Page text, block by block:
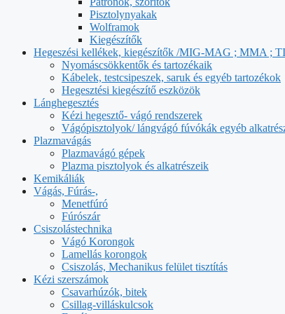
Pisztolynyakak
Wolframok
Kiegészítők
Hegeszési kellékek, kiegészítők /MIG-MAG ; MMA ;
Nyomáscsökkentők és tartozékaik
Kábelek, testcsipeszek, saruk és egyéb tartozékok
Hegesztési kiegészítő eszközök
Lánghegesztés
Kézi hegesztő- vágó rendszerek
Vágópisztolyok/ lángvágó fúvókák egyéb
Plazmavágás
Plazmavágó gépek
Plazma pisztolyok és alkatrészeik
Kemikáliák
Vágás, Fúrás-,
Menetfúró
Fúrószár
Csiszolástechnika
Vágó Korongok
Lamellás korongok
Csiszolás, Mechanikus felület tisztítás
Kézi szerszámok
Csavarhúzók, bitek
Csillag-villáskulcsok